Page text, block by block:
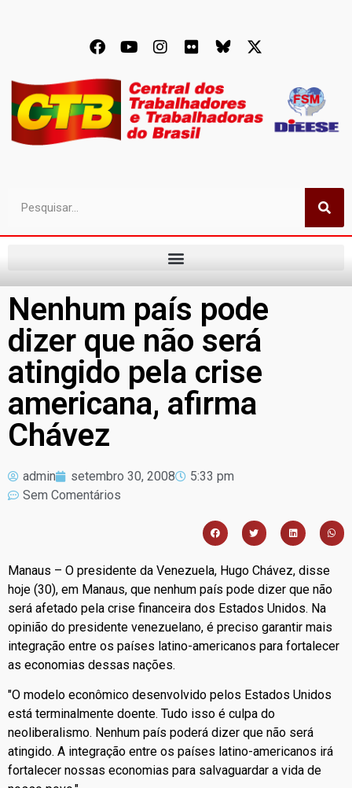
Nenhum país pode
dizer que não será
atingido pela crise
americana, afirma
Chávez
admin setembro 30, 2008
5:33 pm
Sem Comentários
Manaus – O presidente da Venezuela, Hugo Chávez, disse
hoje (30), em Manaus, que nenhum país pode dizer que não
será afetado pela crise financeira dos Estados Unidos. Na
opinião do presidente venezuelano, é preciso garantir mais
integração entre os países latino-americanos para fortalecer
as economias dessas nações.
"O modelo econômico desenvolvido pelos Estados Unidos
está terminalmente doente. Tudo isso é culpa do
neoliberalismo. Nenhum país poderá dizer que não será
atingido. A integração entre os países latino-americanos irá
fortalecer nossas economias para salvaguardar a vida de